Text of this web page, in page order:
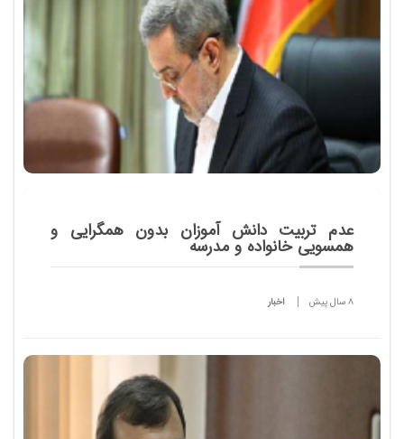
عدم تربیت دانش آموزان بدون همگرایی و
همسویی خانواده و مدرسه
8 سال پیش اخبار
مربیان گفت: تربیت دانش آموزان بدون همگرایی و
همسویی خانواده و مدرسه امکان پذیرنیست.